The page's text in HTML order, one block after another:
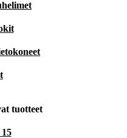
tuotteet